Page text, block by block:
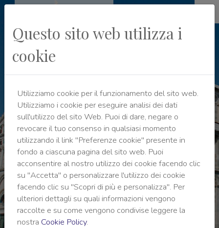
Marina di Cecina
Questo sito web utilizza i
cookie
Utilizziamo cookie per il funzionamento del sito web.
Utilizziamo i cookie per eseguire analisi dei dati
sull'utilizzo del sito Web. Puoi di dare, negare o
revocare il tuo consenso in qualsiasi momento
utilizzando il link "Preferenze cookie" presente in
fondo a ciascuna pagina del sito web. Puoi
acconsentire al nostro utilizzo dei cookie facendo clic
su "Accetta" o personalizzare l'utilizzo dei cookie
facendo clic su "Scopri di più e personalizza". Per
ulteriori dettagli su quali informazioni vengono
raccolte e su come vengono condivise leggere la
nostra Cookie Policy.